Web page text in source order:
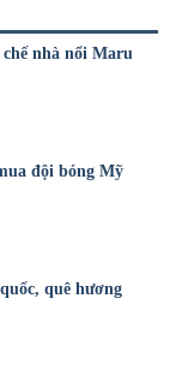
nhà nổi Maru
đội bóng Mỹ
quê hương